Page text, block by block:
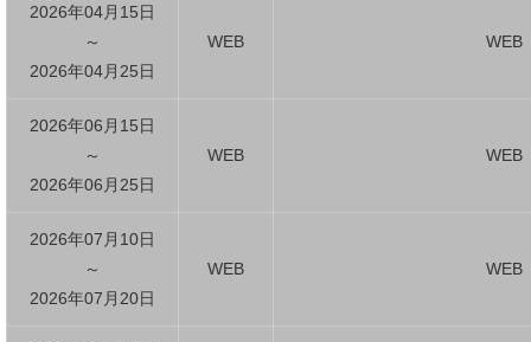
2026年04月15日
～
2026年04月25日
WEB WEB
2026年06月15日
～
2026年06月25日
WEB WEB
2026年07月10日
～
2026年07月20日
WEB WEB